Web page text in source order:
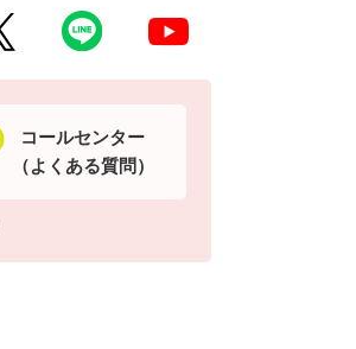
コールセンター
（よくある質問）